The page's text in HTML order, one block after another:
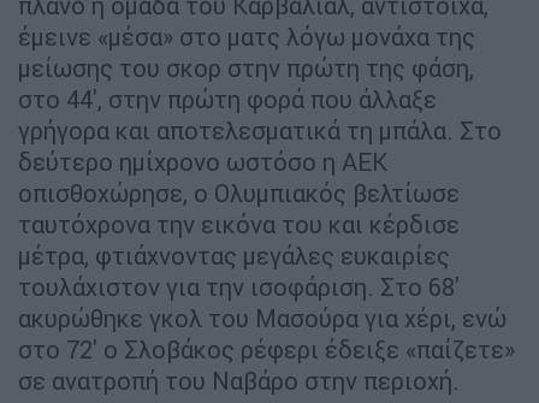
έμεινε «μέσα» στο ματς λόγω μονάχα της
μείωσης του σκορ στην πρώτη της φάση,
στο 44', στην πρώτη φορά που άλλαξε
γρήγορα και αποτελεσματικά τη μπάλα. Στο
δεύτερο ημίχρονο ωστόσο η ΑΕΚ
οπισθοχώρησε, ο Ολυμπιακός βελτίωσε
ταυτόχρονα την εικόνα του και κέρδισε
μέτρα, φτιάχνοντας μεγάλες ευκαιρίες
τουλάχιστον για την ισοφάριση. Στο 68'
ακυρώθηκε γκολ του Μασούρα για χέρι, ενώ
στο 72' ο Σλοβάκος ρέφερι έδειξε «παίζετε»
σε ανατροπή του Ναβάρο στην περιοχή.